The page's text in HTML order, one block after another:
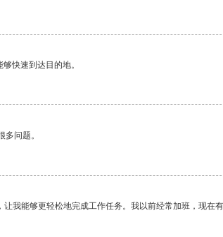
快速到达目的地。
问题。
我能够更轻松地完成工作任务。我以前经常加班，现在